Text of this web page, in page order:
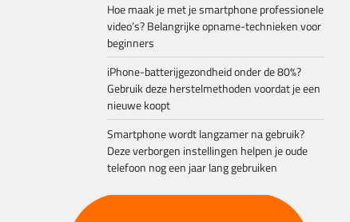
Hoe maak je met je smartphone professionele
video’s? Belangrijke opname-technieken voor
beginners
iPhone-batterijgezondheid onder de 80%?
Gebruik deze herstelmethoden voordat je een
nieuwe koopt
Smartphone wordt langzamer na gebruik?
Deze verborgen instellingen helpen je oude
telefoon nog een jaar lang gebruiken